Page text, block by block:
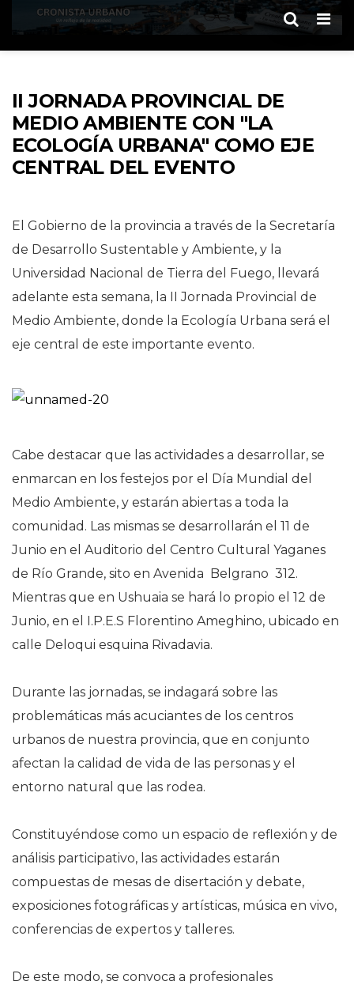
II JORNADA PROVINCIAL DE
MEDIO AMBIENTE CON "LA
ECOLOGÍA URBANA" COMO EJE
CENTRAL DEL EVENTO
El Gobierno de la provincia a través de la Secretaría
de Desarrollo Sustentable y Ambiente, y la
Universidad Nacional de Tierra del Fuego, llevará
adelante esta semana, la II Jornada Provincial de
Medio Ambiente, donde la Ecología Urbana será el
eje central de este importante evento.
Cabe destacar que las actividades a desarrollar, se
enmarcan en los festejos por el Día Mundial del
Medio Ambiente, y estarán abiertas a toda la
comunidad. Las mismas se desarrollarán el 11 de
Junio en el Auditorio del Centro Cultural Yaganes
de Río Grande, sito en Avenida Belgrano 312.
Mientras que en Ushuaia se hará lo propio el 12 de
Junio, en el I.P.E.S Florentino Ameghino, ubicado en
calle Deloqui esquina Rivadavia.
Durante las jornadas, se indagará sobre las
problemáticas más acuciantes de los centros
urbanos de nuestra provincia, que en conjunto
afectan la calidad de vida de las personas y el
entorno natural que las rodea.
Constituyéndose como un espacio de reflexión y de
análisis participativo, las actividades estarán
compuestas de mesas de disertación y debate,
exposiciones fotográficas y artísticas, música en vivo,
conferencias de expertos y talleres.
De este modo, se convoca a profesionales